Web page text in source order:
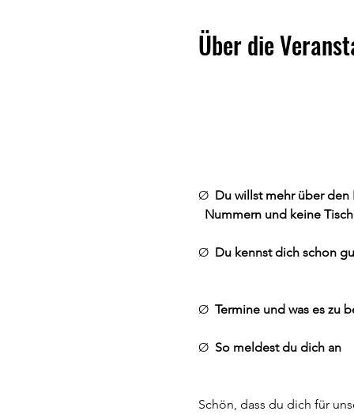
Über die
Ø Du willst mehr über
Nummern
Ø Du kennst dich
Ø Termine und was es zu
Ø So
Schön, dass du dich für